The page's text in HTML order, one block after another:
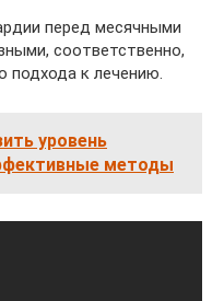
перед месячными
соответственно,
подхода к лечению.
уровень
методы